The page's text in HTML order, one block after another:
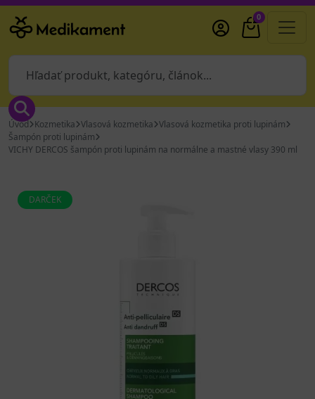
0
Úvod Kozmetika Vlasová kozmetika Vlasová kozmetika proti lupinám
Šampón proti lupinám
VICHY DERCOS šampón proti lupinám na normálne a mastné vlasy 390 ml
DARČEK